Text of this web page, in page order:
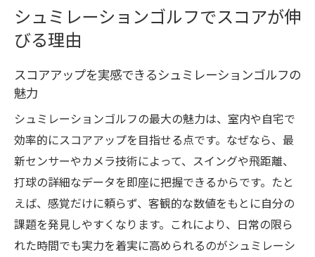
シミュレーションゴルフのスコア算出方法
を解説
現実とのギャップを埋めるための練習法
実際のラウンドに活かすシュミレーション
ゴルフ
シミュレーションゴルフは練習にならないのか
検証
シュミレーションゴルフは本当に練習にな
るのか徹底検証
シュミレーションゴルフでスコアが伸
びる理由
スコアアップを実感できるシュミレーションゴルフの
魅力
シュミレーションゴルフの最大の魅力は、室内や自宅で
効率的にスコアアップを目指せる点です。なぜなら、最
新センサーやカメラ技術によって、スイングや飛距離、
打球の詳細なデータを即座に把握できるからです。たと
えば、感覚だけに頼らず、客観的な数値をもとに自分の
課題を発見しやすくなります。これにより、日常の限ら
れた時間でも実力を着実に高められるのがシュミレーシ